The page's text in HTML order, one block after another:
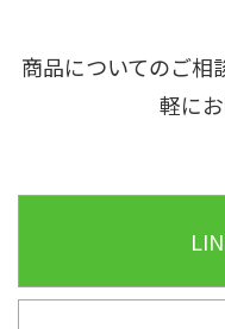
商品についてのご相
軽に